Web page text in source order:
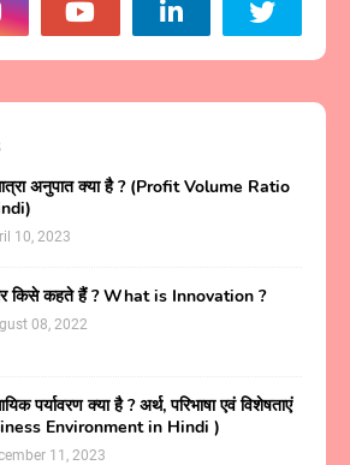
अनुपात क्या है ? (Profit Volume Ratio
10, 2023
किसे कहते हैं ? What is Innovation ?
08, 2022
पर्यावरण क्या है ? अर्थ, परिभाषा एवं विशेषताएं
Environment in Hindi )
11, 2023